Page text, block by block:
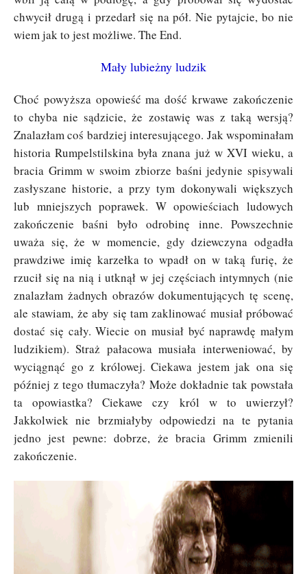
chwycił drugą i przedarł się na pół. Nie pytajcie, bo nie
wiem jak to jest możliwe. The End.
Mały lubieżny ludzik
Choć powyższa opowieść ma dość krwawe zakończenie
to chyba nie sądzicie, że zostawię was z taką wersją?
Znalazłam coś bardziej interesującego. Jak wspominałam
historia Rumpelstilskina była znana już w XVI wieku, a
bracia Grimm w swoim zbiorze baśni jedynie spisywali
zasłyszane historie, a przy tym dokonywali większych
lub mniejszych poprawek. W opowieściach ludowych
zakończenie baśni było odrobinę inne. Powszechnie
uważa się, że w momencie, gdy dziewczyna odgadła
prawdziwe imię karzełka to wpadł on w taką furię, że
rzucił się na nią i utknął w jej częściach intymnych (nie
znalazłam żadnych obrazów dokumentujących tę scenę,
ale stawiam, że aby się tam zaklinować musiał próbować
dostać się cały. Wiecie on musiał być naprawdę małym
ludzikiem). Straż pałacowa musiała interweniować, by
wyciągnąć go z królowej. Ciekawa jestem jak ona się
później z tego tłumaczyła? Może dokładnie tak powstała
ta opowiastka? Ciekawe czy król w to uwierzył?
Jakkolwiek nie brzmiałyby odpowiedzi na te pytania
jedno jest pewne: dobrze, że bracia Grimm zmienili
zakończenie.